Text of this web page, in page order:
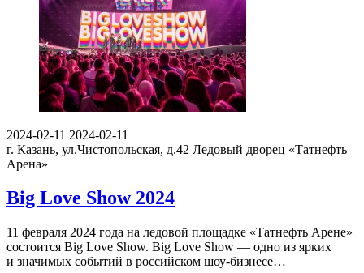
2024-02-11 2024-02-11
г. Казань, ул.Чистопольская, д.42 Ледовый дворец «Татнефть
Арена»
Big Love Show 2024
11 февраля 2024 года на ледовой площадке «Татнефть Арене»
состоится Big Love Show. Big Love Show — одно из ярких
и значимых событий в российском шоу-бизнесе…